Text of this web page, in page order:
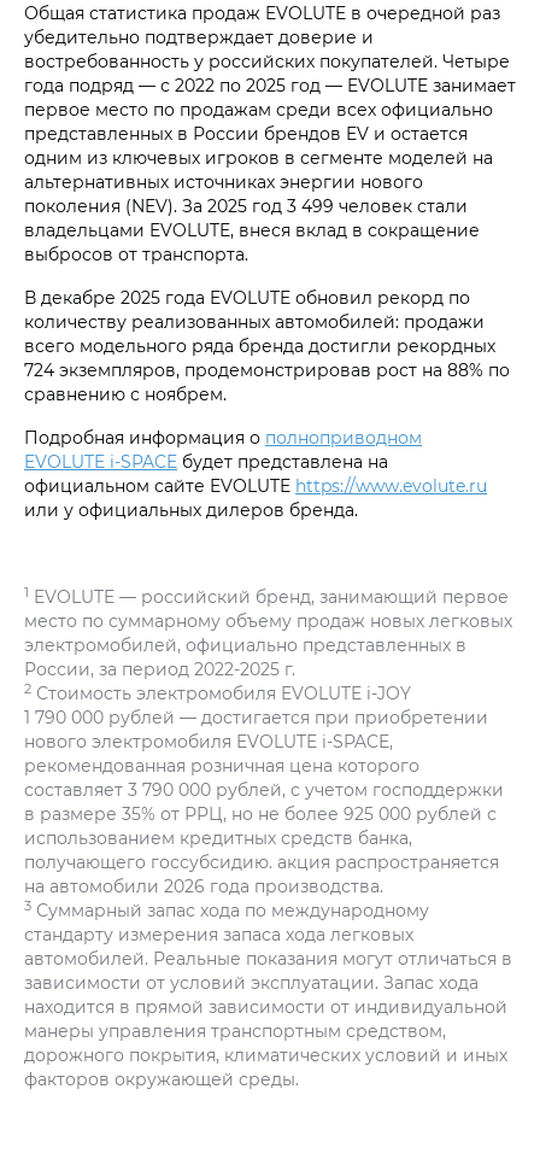
Общая статистика продаж EVOLUTE в очередной раз
убедительно подтверждает доверие и
востребованность у российских покупателей. Четыре
года подряд — с 2022 по 2025 год — EVOLUTE занимает
первое место по продажам среди всех официально
представленных в России брендов EV и остается
одним из ключевых игроков в сегменте моделей на
альтернативных источниках энергии нового
поколения (NEV). За 2025 год 3 499 человек стали
владельцами EVOLUTE, внеся вклад в сокращение
выбросов от транспорта.
В декабре 2025 года EVOLUTE обновил рекорд по
количеству реализованных автомобилей: продажи
всего модельного ряда бренда достигли рекордных
724 экземпляров, продемонстрировав рост на 88% по
сравнению с ноябрем.
Подробная информация о полноприводном
EVOLUTE i‑SPACE будет представлена на
официальном сайте EVOLUTE https://www.evolute.ru
или у официальных дилеров бренда.
1 EVOLUTE — российский бренд, занимающий первое
место по суммарному объему продаж новых легковых
электромобилей, официально представленных в
России, за период 2022-2025 г.
2 Стоимость электромобиля EVOLUTE i‑JOY
1 790 000 рублей — достигается при приобретении
нового электромобиля EVOLUTE i‑SPACE,
рекомендованная розничная цена которого
составляет 3 790 000 рублей, с учетом господдержки
в размере 35% от РРЦ, но не более 925 000 рублей с
использованием кредитных средств банка,
получающего госсубсидию. акция распространяется
на автомобили 2026 года производства.
3 Суммарный запас хода по международному
стандарту измерения запаса хода легковых
автомобилей. Реальные показания могут отличаться в
зависимости от условий эксплуатации. Запас хода
находится в прямой зависимости от индивидуальной
манеры управления транспортным средством,
дорожного покрытия, климатических условий и иных
факторов окружающей среды.